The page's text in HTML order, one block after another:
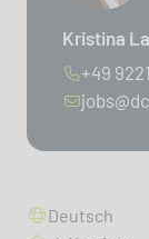
Kristina
+49
Deutsch